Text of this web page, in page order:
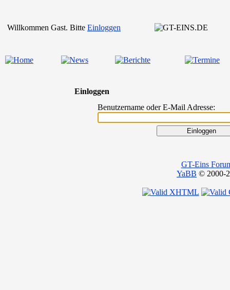
Willkommen Gast. Bitte Einloggen
Einloggen
Benutzername oder E-Mail Adresse:
GT-Eins
YaBB © 2000-